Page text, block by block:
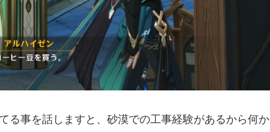
る事を話しますと、砂漠での工事経験があるから何か